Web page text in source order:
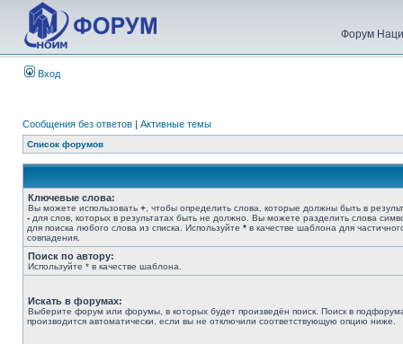
Форум
Вход
Сообщения без ответов | Активные темы
Список форумов
Ключевые слова:
Вы можете использовать + , чтобы определить слова, которые должны быть в
- для слов, которых в результатах быть не должно. Вы можете разделить слова
для поиска любого слова из списка. Используйте * в качестве шаблона для
совпадения.
Поиск по автору:
Используйте * в качестве шаблона.
Искать в форумах:
Выберите форум или форумы, в которых будет произведён поиск. Поиск в
производится автоматически, если вы не отключили соответствующую опцию ниже.